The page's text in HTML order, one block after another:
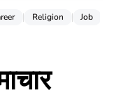
Religion Job